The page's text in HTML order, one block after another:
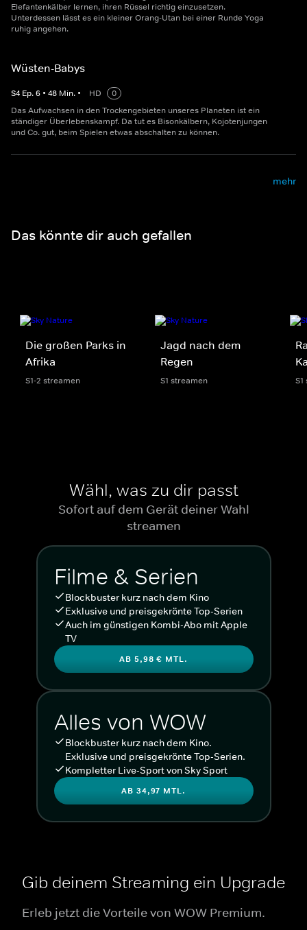
Elefantenkälber lernen, ihren Rüssel richtig einzusetzen.
Unterdessen lässt es ein kleiner Orang-Utan bei einer Runde Yoga
ruhig angehen.
Wüsten-Babys
S4 Ep.6 • 48 Min. • HD
0
Das Aufwachsen in den Trockengebieten unseres Planeten ist ein
ständiger Überlebenskampf. Da tut es Bisonkälbern, Kojotenjungen
und Co. gut, beim Spielen etwas abschalten zu können.
mehr
Das könnte dir auch gefallen
Die großen Parks in
Afrika
S1-2 streamen
Jagd nach dem
Regen
S1 streamen
Wähl, was zu dir passt
Sofort auf dem Gerät deiner Wahl
streamen
Filme & Serien
Blockbuster kurz nach dem Kino
Exklusive und preisgekrönte Top-Serien
Auch im günstigen Kombi-Abo mit Apple
TV
AB 5,98 € MTL.
Alles von WOW
Blockbuster kurz nach dem Kino.
Exklusive und preisgekrönte Top-Serien.
Kompletter Live-Sport von Sky Sport
AB 34,97 MTL.
Gib deinem Streaming ein Upgrade
Erleb jetzt die Vorteile von WOW Premium.